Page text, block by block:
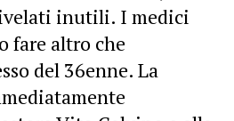
inutili. I medici
fare altro che
del 36enne. La